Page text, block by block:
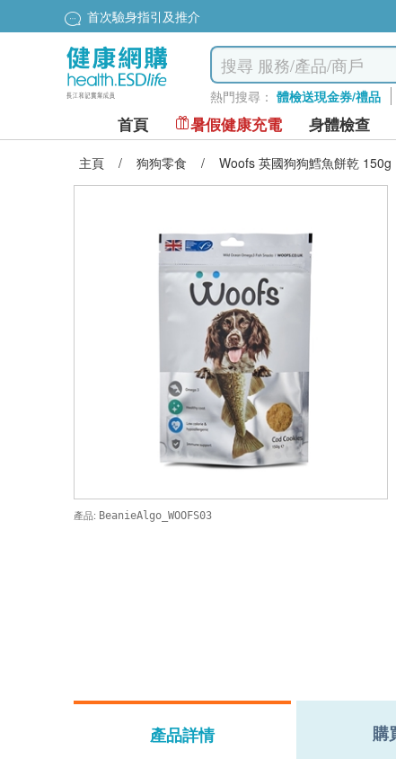
首次驗身指引及推介
熱門搜尋： 體檢送現金券/禮品
首頁 暑假健康充電 身體檢查
主頁 / 狗狗零食 / Woofs 英國狗狗鱈魚餅乾 150g
產品: BeanieAlgo_WOOFS03
產品詳情 購